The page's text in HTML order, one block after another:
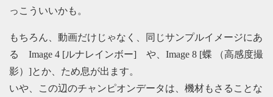
っこういいかも。
もちろん、動画だけじゃなく、同じサンプルイメージにあ
る Image 4 [ルナレインボー] や、Image 8 [蝶 （高感度撮
影）]とか、ため息が出ます。
いや、この辺のチャンピオンデータは、機材もさることな